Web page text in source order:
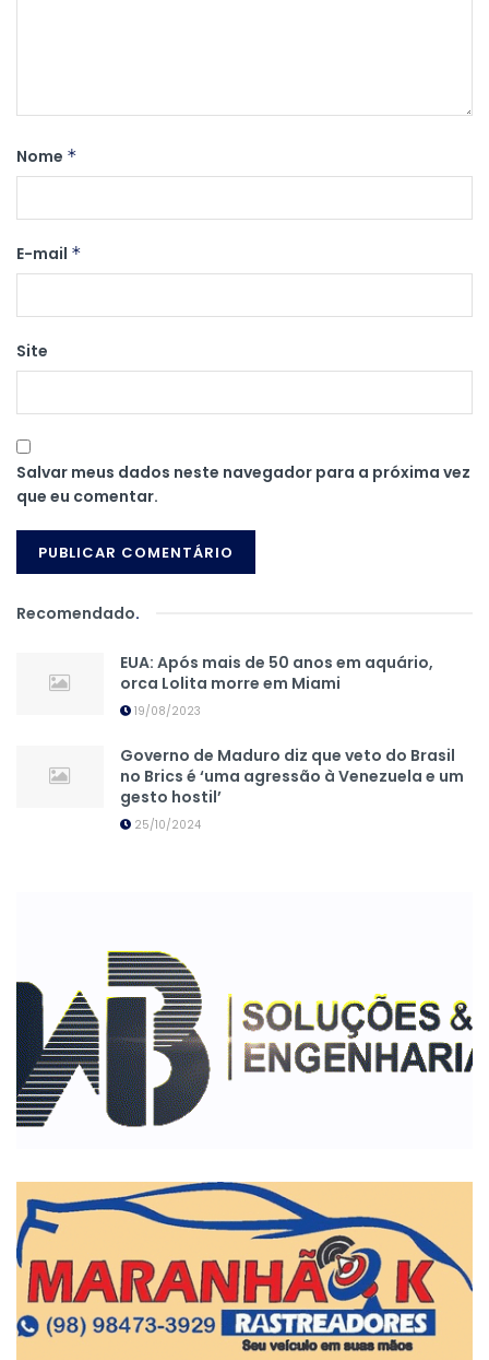
Nome *
E-mail *
Site
Salvar meus dados neste navegador para a próxima vez
que eu comentar.
Recomendado.
EUA: Após mais de 50 anos em aquário,
orca Lolita morre em Miami
19/08/2023
Governo de Maduro diz que veto do Brasil
no Brics é ‘uma agressão à Venezuela e um
gesto hostil’
25/10/2024